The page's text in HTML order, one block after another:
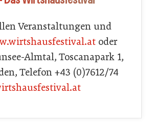
Veranstaltungen und
oder
Almtal, Toscanapark 1,
Telefon +43 (0)7612/74